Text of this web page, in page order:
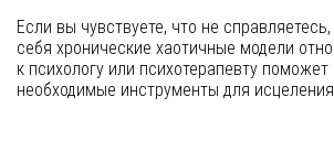
Если вы чувствуете, что не
себя хронические хаотичные модели
к психологу или психотерапевту
необходимые инструменты для исцеления.